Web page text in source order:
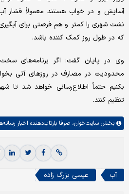
آسایش و در خواب هستند معمولاً فشار آب
نشت شهری را کمتر و هم فرصتی برای
که در طول روز کمک کننده باشد.
وی در پایان گفت: اگر برنامه‌های
محدودیت در مصارف در روزهای آتی
بکنیم حتماً اطلاع‌رسانی خواهد شد تا
تنظیم کنند.
بخش سایت‌خوان، صرفا بازتاب‌دهنده اخبار
آب عیسی بزرگ زاده